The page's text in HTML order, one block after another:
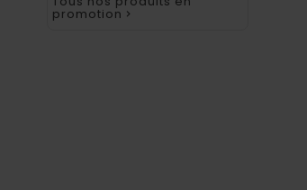
promotion 